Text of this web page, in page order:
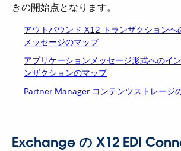
きの開始点となります。
アウトバウンド X12 トランザクションへ
メッセージのマップ
アプリケーションメッセージ形式へのイ
ンザクションのマップ
Partner Manager コンテンツストレージ
Exchange の X12 EDI